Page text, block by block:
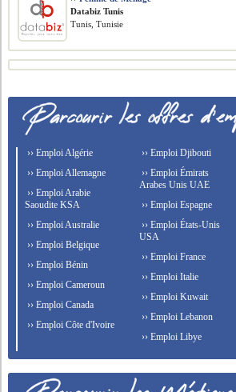
Databiz Tunis
Tunis, Tunisie
›› Emploi Algérie
›› Emploi Allemagne
›› Emploi Arabie
Saoudite KSA
›› Emploi Australie
›› Emploi Belgique
›› Emploi Bénin
›› Emploi Cameroun
›› Emploi Canada
›› Emploi Côte d'Ivoire
›› Emploi Djibouti
›› Emploi Émirats
Arabes Unis UAE
›› Emploi Espagne
›› Emploi États-Unis
USA
›› Emploi France
›› Emploi Italie
›› Emploi Kuwait
›› Emploi Lebanon
›› Emploi Libye